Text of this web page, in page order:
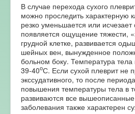
В случае перехода сухого
можно проследить характерную
резко уменьшается или
появляется ощущение тяжести,
грудной клетке, развивается
шейных вен, вынужденное
больном боку. Температура
39-40оС. Если сухой плеврит не
экссудативного, то после
повышения температуры тела в
развиваются все
заболевания также характерен